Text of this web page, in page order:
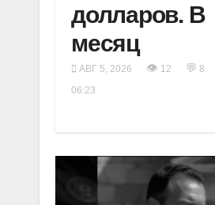
долларов. В
месяц
АВГ 5, 2026 👁 12 💬 8
06:23